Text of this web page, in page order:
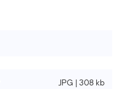
JPG | 308 kb